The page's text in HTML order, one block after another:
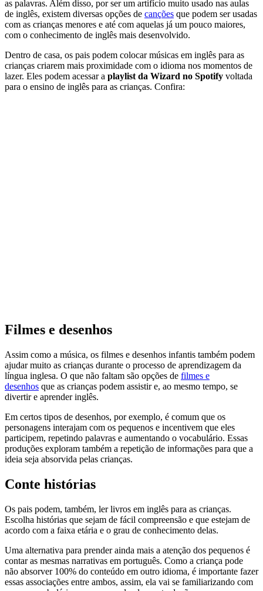
as palavras. Além disso, por ser um artifício muito usado nas aulas
de inglês, existem diversas opções de canções que podem ser usadas
com as crianças menores e até com aquelas já um pouco maiores,
com o conhecimento de inglês mais desenvolvido.
Dentro de casa, os pais podem colocar músicas em inglês para as
crianças criarem mais proximidade com o idioma nos momentos de
lazer. Eles podem acessar a playlist da Wizard no Spotify voltada
para o ensino de inglês para as crianças. Confira:
Filmes e desenhos
Assim como a música, os filmes e desenhos infantis também podem
ajudar muito as crianças durante o processo de aprendizagem da
língua inglesa. O que não faltam são opções de filmes e
desenhos que as crianças podem assistir e, ao mesmo tempo, se
divertir e aprender inglês.
Em certos tipos de desenhos, por exemplo, é comum que os
personagens interajam com os pequenos e incentivem que eles
participem, repetindo palavras e aumentando o vocabulário. Essas
produções exploram também a repetição de informações para que a
ideia seja absorvida pelas crianças.
Conte histórias
Os pais podem, também, ler livros em inglês para as crianças.
Escolha histórias que sejam de fácil compreensão e que estejam de
acordo com a faixa etária e o grau de conhecimento delas.
Uma alternativa para prender ainda mais a atenção dos pequenos é
contar as mesmas narrativas em português. Como a criança pode
não absorver 100% do conteúdo em outro idioma, é importante fazer
essas associações entre ambos, assim, ela vai se familiarizando com